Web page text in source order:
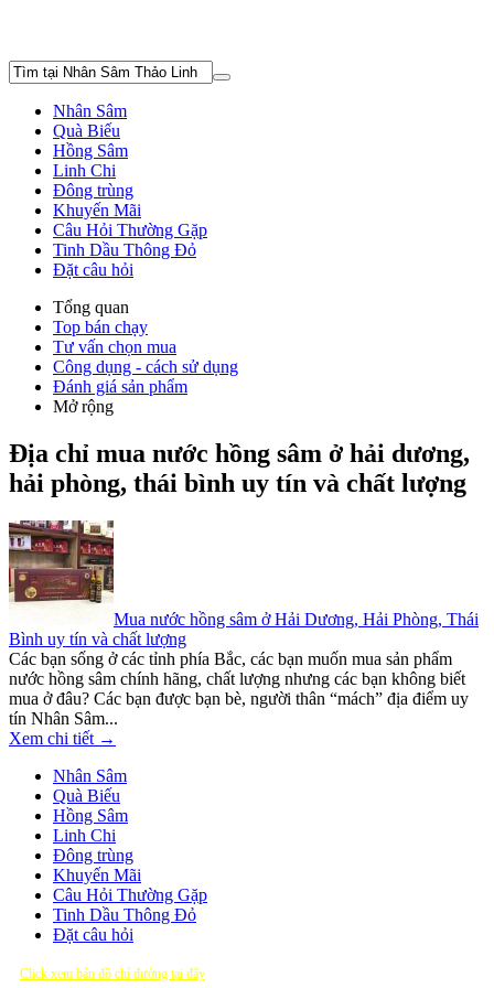
Nhân Sâm
Quà Biếu
Hồng Sâm
Linh Chi
Đông trùng
Khuyến Mãi
Câu Hỏi Thường Gặp
Tinh Dầu Thông Đỏ
Đặt câu hỏi
Tổng quan
Top bán chạy
Tư vấn chọn mua
Công dụng - cách sử dụng
Đánh giá sản phẩm
Mở rộng
Địa chỉ mua nước hồng sâm ở hải dương,
hải phòng, thái bình uy tín và chất lượng
Mua nước hồng sâm ở Hải Dương, Hải Phòng, Thái
Bình uy tín và chất lượng
Các bạn sống ở các tỉnh phía Bắc, các bạn muốn mua sản phẩm
nước hồng sâm chính hãng, chất lượng nhưng các bạn không biết
mua ở đâu? Các bạn được bạn bè, người thân “mách” địa điểm uy
tín Nhân Sâm...
Xem chi tiết →
Nhân Sâm
Quà Biếu
Hồng Sâm
Linh Chi
Đông trùng
Khuyến Mãi
Câu Hỏi Thường Gặp
Tinh Dầu Thông Đỏ
Đặt câu hỏi
Click xem bản đồ chỉ đường tại đây